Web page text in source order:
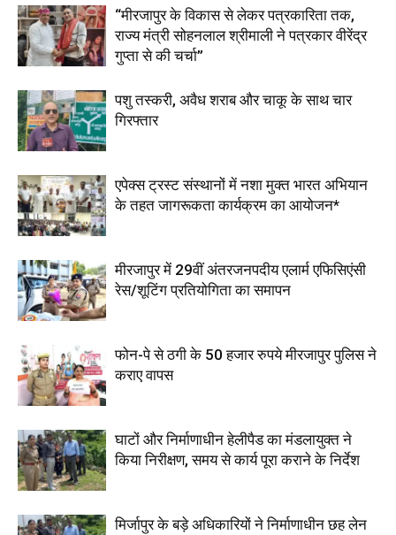
“मीरजापुर के विकास से लेकर पत्रकारिता तक,
राज्य मंत्री सोहनलाल श्रीमाली ने पत्रकार वीरेंद्र
गुप्ता से की चर्चा”
पशु तस्करी, अवैध शराब और चाकू के साथ चार
गिरफ्तार
एपेक्स ट्रस्ट संस्थानों में नशा मुक्त भारत अभियान
के तहत जागरूकता कार्यक्रम का आयोजन*
मीरजापुर में 29वीं अंतरजनपदीय एलार्म एफिसिएंसी
रेस/शूटिंग प्रतियोगिता का समापन
फोन-पे से ठगी के 50 हजार रुपये मीरजापुर पुलिस ने
कराए वापस
घाटों और निर्माणाधीन हेलीपैड का मंडलायुक्त ने
किया निरीक्षण, समय से कार्य पूरा कराने के निर्देश
मिर्जापुर के बड़े अधिकारियों ने निर्माणाधीन छह लेन